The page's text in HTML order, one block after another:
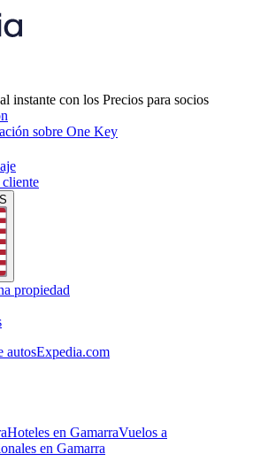
instante con los Precios para socios
sobre One Key
propiedad
autosExpedia.com
Hoteles en GamarraVuelos a
en Gamarra